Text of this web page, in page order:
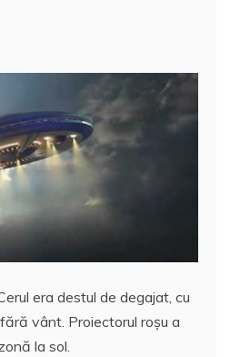
era destul de degajat, cu
vânt. Proiectorul roşu a
la sol.